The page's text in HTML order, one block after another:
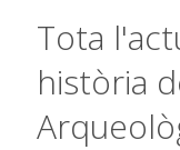
Tota
història